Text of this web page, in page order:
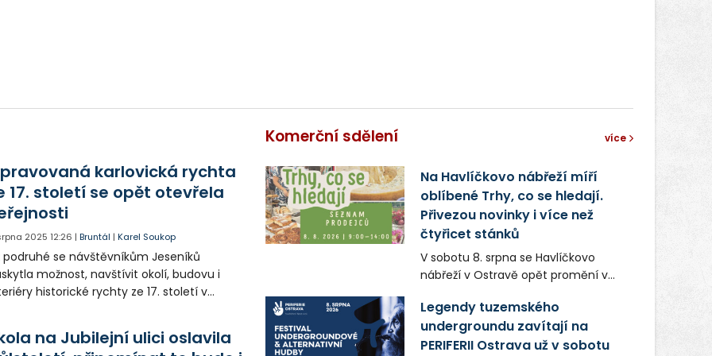
karlovická rychta
17. století se opět otevřela
2025 12:26 |Bruntál |Karel Soukop
podruhé se návštěvníkům Jeseníků
možnost, navštívit okolí, budovu i
historické rychty ze 17. století v
zakoupilo v roce 2018 a
sérii záchranných akcí.
na Jubilejní ulici oslavila
Komerční sdělení více
Na Havlíčkovo nábřeží míří
oblíbené Trhy, co se hledají.
Přivezou novinky i více než
čtyřicet stánků
V sobotu 8. srpna se Havlíčkovo
nábřeží v Ostravě opět promění v
lokálních výrobků. Trhy, co se hledají
tentokrát nabídnou více než čtyřicet
pečlivě vybraných stánků s kvalitní
Legendy tuzemského
undergroundu zavítají na
PERIFERII Ostrava už v sobotu